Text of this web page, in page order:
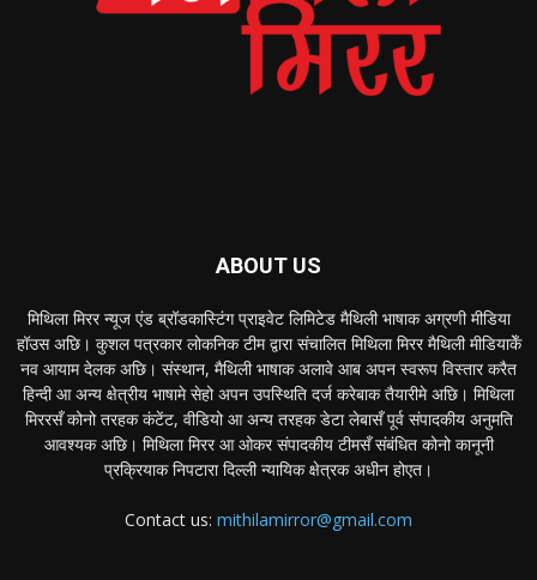
ABOUT US
मिथिला मिरर न्यूज एंड ब्रॉडकास्टिंग प्राइवेट लिमिटेड मैथिली भाषाक अग्रणी मीडिया
हॉउस अछि। कुशल पत्रकार लोकनिक टीम द्वारा संचालित मिथिला मिरर मैथिली मीडियाकेँ
नव आयाम देलक अछि। संस्थान, मैथिली भाषाक अलावे आब अपन स्वरूप विस्तार करैत
हिन्दी आ अन्य क्षेत्रीय भाषामे सेहो अपन उपस्थिति दर्ज करेबाक तैयारीमे अछि। मिथिला
मिररसँ कोनो तरहक कंटेंट, वीडियो आ अन्य तरहक डेटा लेबासँ पूर्व संपादकीय अनुमति
आवश्यक अछि। मिथिला मिरर आ ओकर संपादकीय टीमसँ संबंधित कोनो कानूनी
प्रक्रियाक निपटारा दिल्ली न्यायिक क्षेत्रक अधीन होएत।
Contact us: mithilamirror@gmail.com